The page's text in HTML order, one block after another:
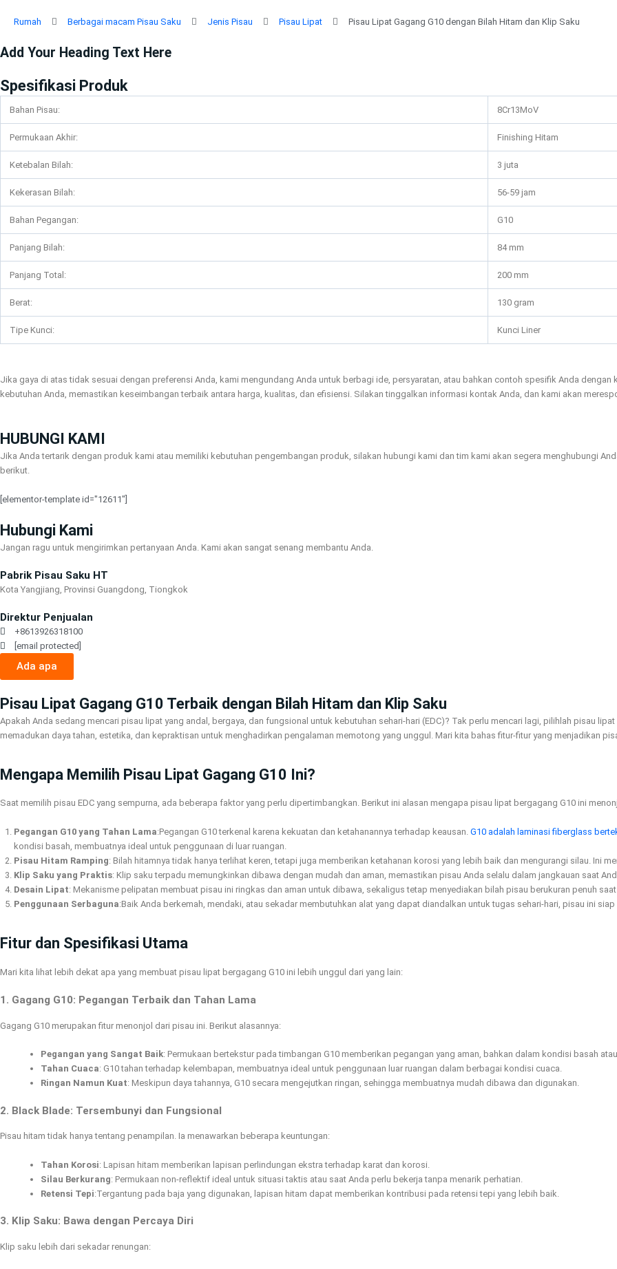
Rumah Berbagai macam Pisau Saku Jenis Pisau Pisau Lipat Pisau Lipat Gagang G10 dengan Bilah Hitam dan Klip Saku
Add Your Heading Text Here
Spesifikasi Produk
Bahan Pisau: 8Cr13MoV
Permukaan Akhir: Finishing Hitam
Ketebalan Bilah: 3 juta
Kekerasan Bilah: 56-59 jam
Bahan Pegangan: G10
Panjang Bilah: 84 mm
Panjang Total: 200 mm
Berat: 130 gram
Tipe Kunci: Kunci Liner
Jika gaya di atas tidak sesuai dengan preferensi Anda, kami mengundang Anda untuk berbagi ide, persyaratan, atau bahkan contoh spesifik Anda
kebutuhan Anda, memastikan keseimbangan terbaik antara harga, kualitas, dan efisiensi. Silakan tinggalkan informasi kontak Anda, dan kami akan
HUBUNGI KAMI
Jika Anda tertarik dengan produk kami atau memiliki kebutuhan pengembangan produk, silakan hubungi kami dan tim kami akan segera menghubungi
berikut.
[elementor-template id="12611"]
Hubungi Kami
Jangan ragu untuk mengirimkan pertanyaan Anda. Kami akan sangat senang membantu Anda.
Pabrik Pisau Saku HT
Kota Yangjiang, Provinsi Guangdong, Tiongkok
Direktur Penjualan
+8613926318100
[email protected]
Ada apa
Pisau Lipat Gagang G10 Terbaik dengan Bilah Hitam dan Klip Saku
Apakah Anda sedang mencari pisau lipat yang andal, bergaya, dan fungsional untuk kebutuhan sehari-hari (EDC)? Tak perlu mencari lagi, pilihlah pisau
memadukan daya tahan, estetika, dan kepraktisan untuk menghadirkan pengalaman memotong yang unggul. Mari kita bahas fitur-fitur yang menjadikan
Mengapa Memilih Pisau Lipat Gagang G10 Ini?
Saat memilih pisau EDC yang sempurna, ada beberapa faktor yang perlu dipertimbangkan. Berikut ini alasan mengapa pisau lipat bergagang G10 ini
Pegangan G10 yang Tahan Lama:Pegangan G10 terkenal karena kekuatan dan ketahanannya terhadap keausan. G10 adalah laminasi fiberglass
kondisi basah, membuatnya ideal untuk penggunaan di luar ruangan.
Pisau Hitam Ramping: Bilah hitamnya tidak hanya terlihat keren, tetapi juga memberikan ketahanan korosi yang lebih baik dan mengurangi silau. Ini
Klip Saku yang Praktis: Klip saku terpadu memungkinkan dibawa dengan mudah dan aman, memastikan pisau Anda selalu dalam jangkauan saat
Desain Lipat: Mekanisme pelipatan membuat pisau ini ringkas dan aman untuk dibawa, sekaligus tetap menyediakan bilah pisau berukuran penuh
Penggunaan Serbaguna:Baik Anda berkemah, mendaki, atau sekadar membutuhkan alat yang dapat diandalkan untuk tugas sehari-hari, pisau ini
Fitur dan Spesifikasi Utama
Mari kita lihat lebih dekat apa yang membuat pisau lipat bergagang G10 ini lebih unggul dari yang lain:
1. Gagang G10: Pegangan Terbaik dan Tahan Lama
Gagang G10 merupakan fitur menonjol dari pisau ini. Berikut alasannya:
Pegangan yang Sangat Baik: Permukaan bertekstur pada timbangan G10 memberikan pegangan yang aman, bahkan dalam kondisi basah
Tahan Cuaca: G10 tahan terhadap kelembapan, membuatnya ideal untuk penggunaan luar ruangan dalam berbagai kondisi cuaca.
Ringan Namun Kuat: Meskipun daya tahannya, G10 secara mengejutkan ringan, sehingga membuatnya mudah dibawa dan digunakan.
2. Black Blade: Tersembunyi dan Fungsional
Pisau hitam tidak hanya tentang penampilan. Ia menawarkan beberapa keuntungan:
Tahan Korosi: Lapisan hitam memberikan lapisan perlindungan ekstra terhadap karat dan korosi.
Silau Berkurang: Permukaan non-reflektif ideal untuk situasi taktis atau saat Anda perlu bekerja tanpa menarik perhatian.
Retensi Tepi:Tergantung pada baja yang digunakan, lapisan hitam dapat memberikan kontribusi pada retensi tepi yang lebih baik.
3. Klip Saku: Bawa dengan Percaya Diri
Klip saku lebih dari sekadar renungan: